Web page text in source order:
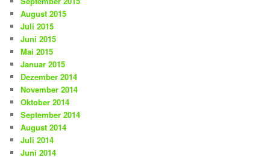
August 2015
Juli 2015
Juni 2015
Mai 2015
Januar 2015
Dezember 2014
November 2014
Oktober 2014
September 2014
August 2014
Juli 2014
Juni 2014